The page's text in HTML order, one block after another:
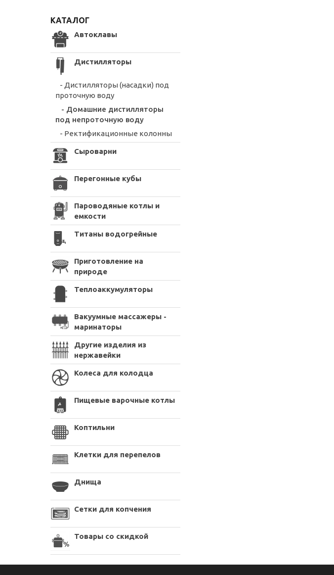
КАТАЛОГ
Автоклавы
Дистилляторы
- Дистилляторы (насадки) под
проточную воду
- Домашние дистилляторы
под непроточную воду
- Ректификационные колонны
Сыроварни
Перегонные кубы
Пароводяные котлы и
емкости
Титаны водогрейные
Приготовление на
природе
Теплоаккумуляторы
Вакуумные массажеры -
маринаторы
Другие изделия из
нержавейки
Колеса для колодца
Пищевые варочные котлы
Коптильни
Клетки для перепелов
Днища
Сетки для копчения
Товары со скидкой